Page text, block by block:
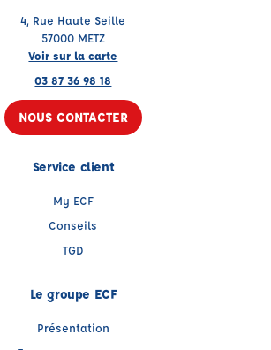
4, Rue Haute Seille
57000 METZ
Voir sur la carte
03 87 36 98 18
NOUS CONTACTER
Service client
My ECF
Conseils
TGD
Le groupe ECF
Présentation